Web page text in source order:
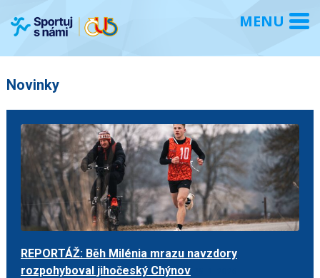
Novinky
REPORTÁŽ: Běh Milénia mrazu navzdory
rozpohyboval jihočeský Chýnov